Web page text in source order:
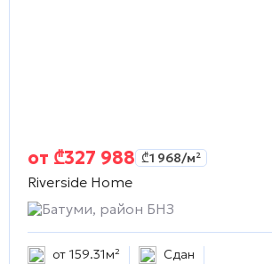
от ₾327 988 ₾1 968/м²
Riverside Home
Батуми, район БНЗ
от 159.31м² Сдан